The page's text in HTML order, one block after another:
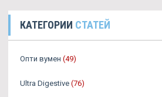
КАТЕГОРИИ СТАТЕЙ
Опти вумен (49)
Ultra Digestive (76)